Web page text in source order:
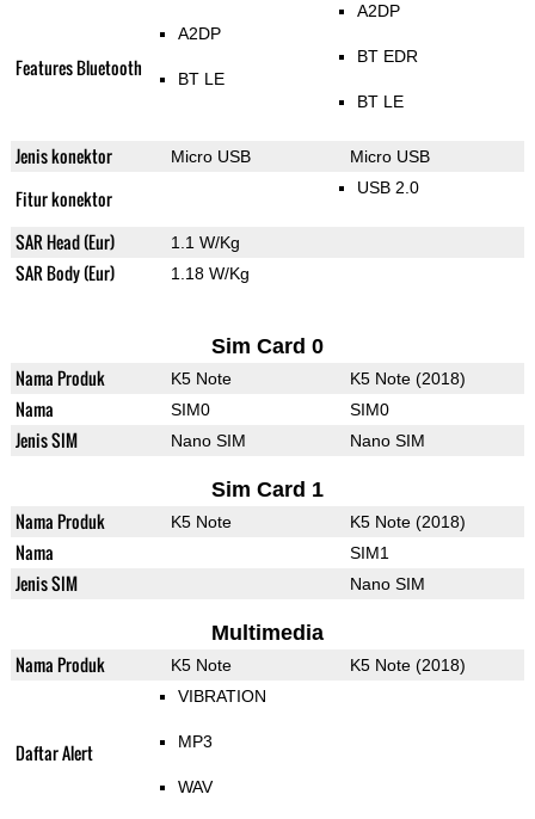
Features Bluetooth
A2DP
BT LE
A2DP
BT EDR
BT LE
Jenis konektor Micro USB Micro USB
Fitur konektor USB 2.0
SAR Head (Eur) 1.1 W/Kg
SAR Body (Eur) 1.18 W/Kg
Sim Card 0
Nama Produk K5 Note K5 Note (2018)
Nama SIM0 SIM0
Jenis SIM Nano SIM Nano SIM
Sim Card 1
Nama Produk K5 Note K5 Note (2018)
Nama SIM1
Jenis SIM Nano SIM
Multimedia
Nama Produk K5 Note K5 Note (2018)
Daftar Alert
VIBRATION
MP3
WAV